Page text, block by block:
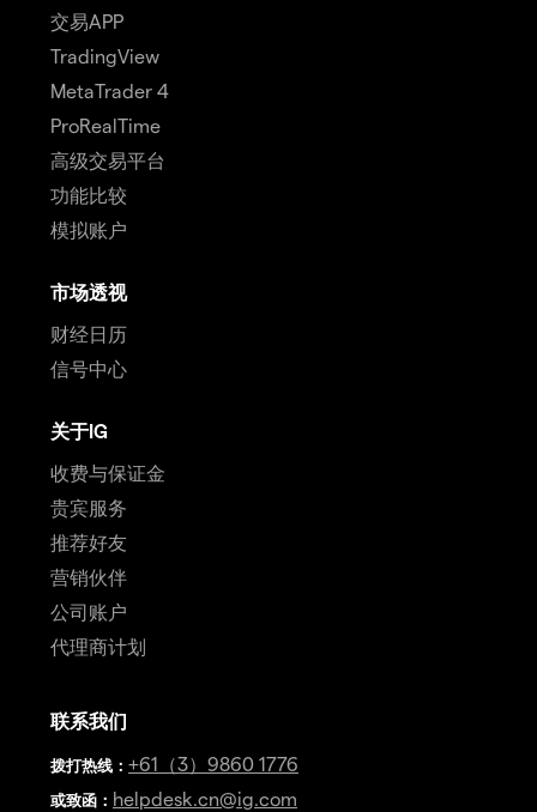
交易APP
TradingView
MetaTrader 4
ProRealTime
高级交易平台
功能比较
模拟账户
市场透视
财经日历
信号中心
关于IG
收费与保证金
贵宾服务
推荐好友
营销伙伴
公司账户
代理商计划
联系我们
拨打热线 ： +61（3）9860 1776
或致函： helpdesk.cn@ig.com